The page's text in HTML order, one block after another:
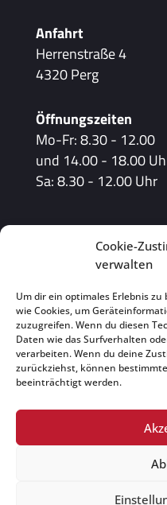
Cookie-
verwalten
Um dir ein optimales Erlebnis
wie Cookies, um
zuzugreifen. Wenn du diesen
Daten wie das Surfverhalten
verarbeiten. Wenn du deine
zurückziehst, können
beeinträchtigt werden.
Anfahrt
Herrenstraße 4
4320 Perg
Öffnungszeiten
Mo-Fr: 8.30 - 12.00
und 14.00 - 18.00
Sa: 8.30 - 12.00 Uhr
Datenschutz|